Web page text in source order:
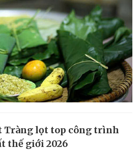
Tràng lọt top công trình
thế giới 2026